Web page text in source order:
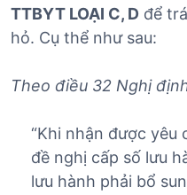
TTBYT LOẠI C, D để
hỏ. Cụ thể như sau:
Theo điều 32 Nghị
“Khi nhận được yêu
đề nghị cấp số lưu
lưu hành phải bổ